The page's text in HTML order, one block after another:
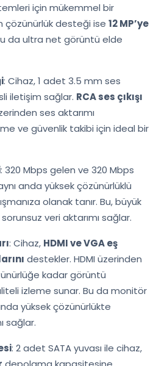
için mükemmel bir
çözünürlük desteği ise 12 MP’ye
da ultra net görüntü elde
: Cihaz, 1 adet 3.5 mm ses
iletişim sağlar. RCA ses çıkışı
ses aktarımı
ve güvenlik takibi için ideal bir
: 320 Mbps gelen ve 320 Mbps
anda yüksek çözünürlüklü
olanak tanır. Bu, büyük
veri aktarımı sağlar.
: Cihaz, HDMI ve VGA eş
destekler. HDMI üzerinden
kadar görüntü
izleme sunar. Bu da monitör
yüksek çözünürlükte
sağlar.
: 2 adet SATA yuvası ile cihaz,